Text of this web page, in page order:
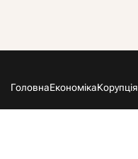
ГоловнаЕкономікаКорупція